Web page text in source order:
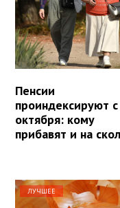
Пенсии
проиндексируют
октября: кому
прибавят и на
ЛУЧШЕЕ